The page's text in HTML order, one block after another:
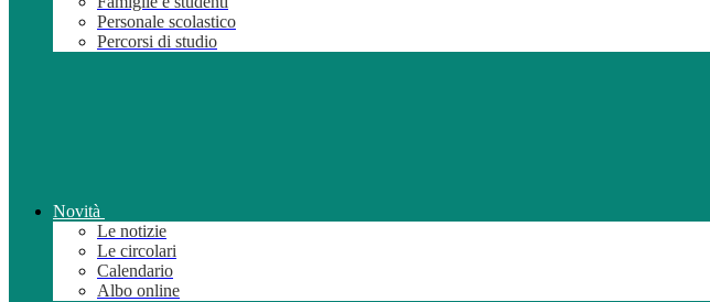
Personale scolastico
Percorsi di studio
Novità
Le notizie
Le circolari
Calendario
Albo online